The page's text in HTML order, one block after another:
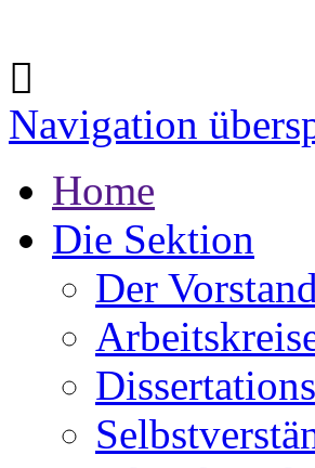
Navigation
Home
Die Sektion
Der Vorstand